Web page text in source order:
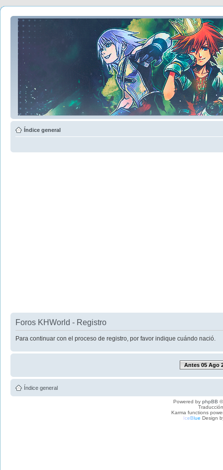
Índice general
Foros KHWorld - Registro
Para continuar con el proceso de registro, por favor indique cuándo nació.
Antes 05 Ago
Índice general
Powered by phpBB
Karma functions
IceBlue Design